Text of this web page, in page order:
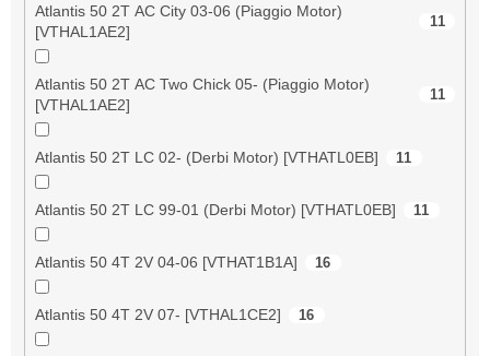
Atlantis 50 2T AC City 03-06 (Piaggio Motor)
[VTHAL1AE2]
11
Atlantis 50 2T AC Two Chick 05- (Piaggio Motor)
[VTHAL1AE2]
11
Atlantis 50 2T LC 02- (Derbi Motor) [VTHATL0EB] 11
Atlantis 50 2T LC 99-01 (Derbi Motor) [VTHATL0EB] 11
Atlantis 50 4T 2V 04-06 [VTHAT1B1A] 16
Atlantis 50 4T 2V 07- [VTHAL1CE2] 16